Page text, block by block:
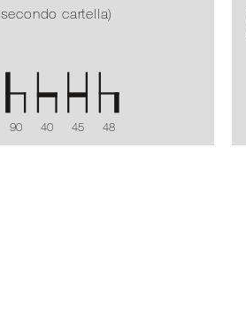
secondo cartella)
90 40 45 48